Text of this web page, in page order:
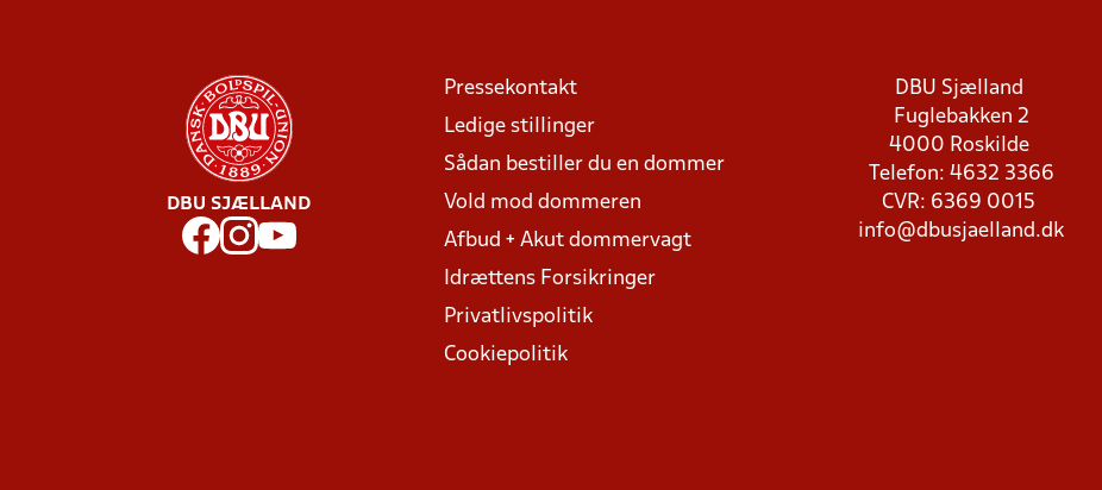
DBU SJÆLLAND
Pressekontakt
Ledige stillinger
Sådan bestiller du en dommer
Vold mod dommeren
Afbud + Akut dommervagt
Idrættens Forsikringer
Privatlivspolitik
Cookiepolitik
DBU Sjælland
Fuglebakken 2
4000 Roskilde
Telefon: 4632 3366
CVR: 6369 0015
info@dbusjaelland.dk